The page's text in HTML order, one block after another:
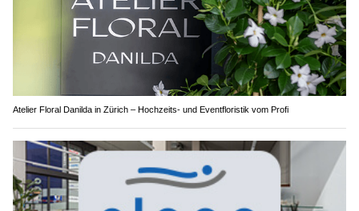
Atelier Floral Danilda in Zürich – Hochzeits- und Eventfloristik vom Profi